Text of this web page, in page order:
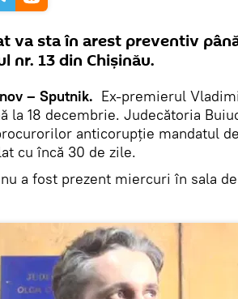
va sta în arest preventiv
nr. 13 din Chişinău.
– Sputnik. Ex-premierul
la 18 decembrie. Judecătoria
anticorupţie mandatul
cu încă 30 de zile.
a fost prezent miercuri în sala